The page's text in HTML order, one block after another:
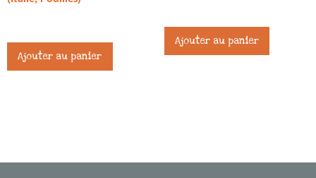
Ajouter au panier
Ajouter au panier
Ce
être